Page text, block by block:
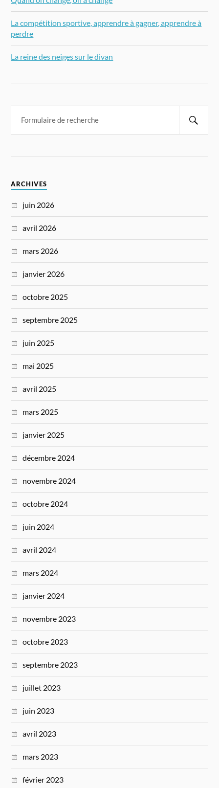
La compétition sportive, apprendre à gagner, apprendre à
perdre
La reine des neiges sur le divan
ARCHIVES
juin 2026
avril 2026
mars 2026
janvier 2026
octobre 2025
septembre 2025
juin 2025
mai 2025
avril 2025
mars 2025
janvier 2025
décembre 2024
novembre 2024
octobre 2024
juin 2024
avril 2024
mars 2024
janvier 2024
novembre 2023
octobre 2023
septembre 2023
juillet 2023
juin 2023
avril 2023
mars 2023
février 2023